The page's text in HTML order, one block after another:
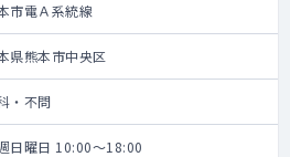
市電Ａ系統線
県熊本市中央区
・不問
日曜日 10:00～18:00